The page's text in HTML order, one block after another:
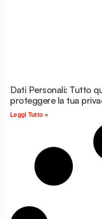
Dati Personali: Tutto
proteggere la tua
Leggi Tutto »